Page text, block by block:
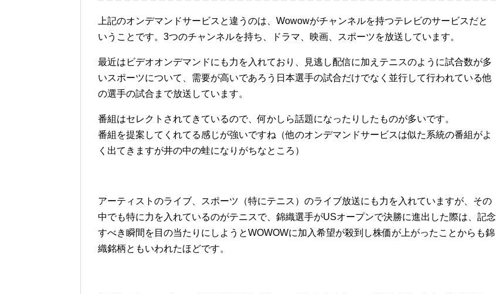
上記のオンデマンドサービスと違うのは、Wowowがチャンネルを持つテレビのサービスだと
いうことです。3つのチャンネルを持ち、ドラマ、映画、スポーツを放送しています。
最近はビデオオンデマンドにも力を入れており、見逃し配信に加えテニスのように試合数が多
いスポーツについて、需要が高いであろう日本選手の試合だけでなく並行して行われている他
の選手の試合まで放送しています。
番組はセレクトされてきているので、何かしら話題になったりしたものが多いです。
番組を提案してくれてる感じが強いですね（他のオンデマンドサービスは似た系統の番組がよ
く出てきますが井の中の蛙になりがちなところ）
アーティストのライブ、スポーツ（特にテニス）のライブ放送にも力を入れていますが、その
中でも特に力を入れているのがテニスで、錦織選手がUSオープンで決勝に進出した際は、記念
すべき瞬間を目の当たりにしようとWOWOWに加入希望が殺到し株価が上がったことからも錦
織銘柄ともいわれたほどです。